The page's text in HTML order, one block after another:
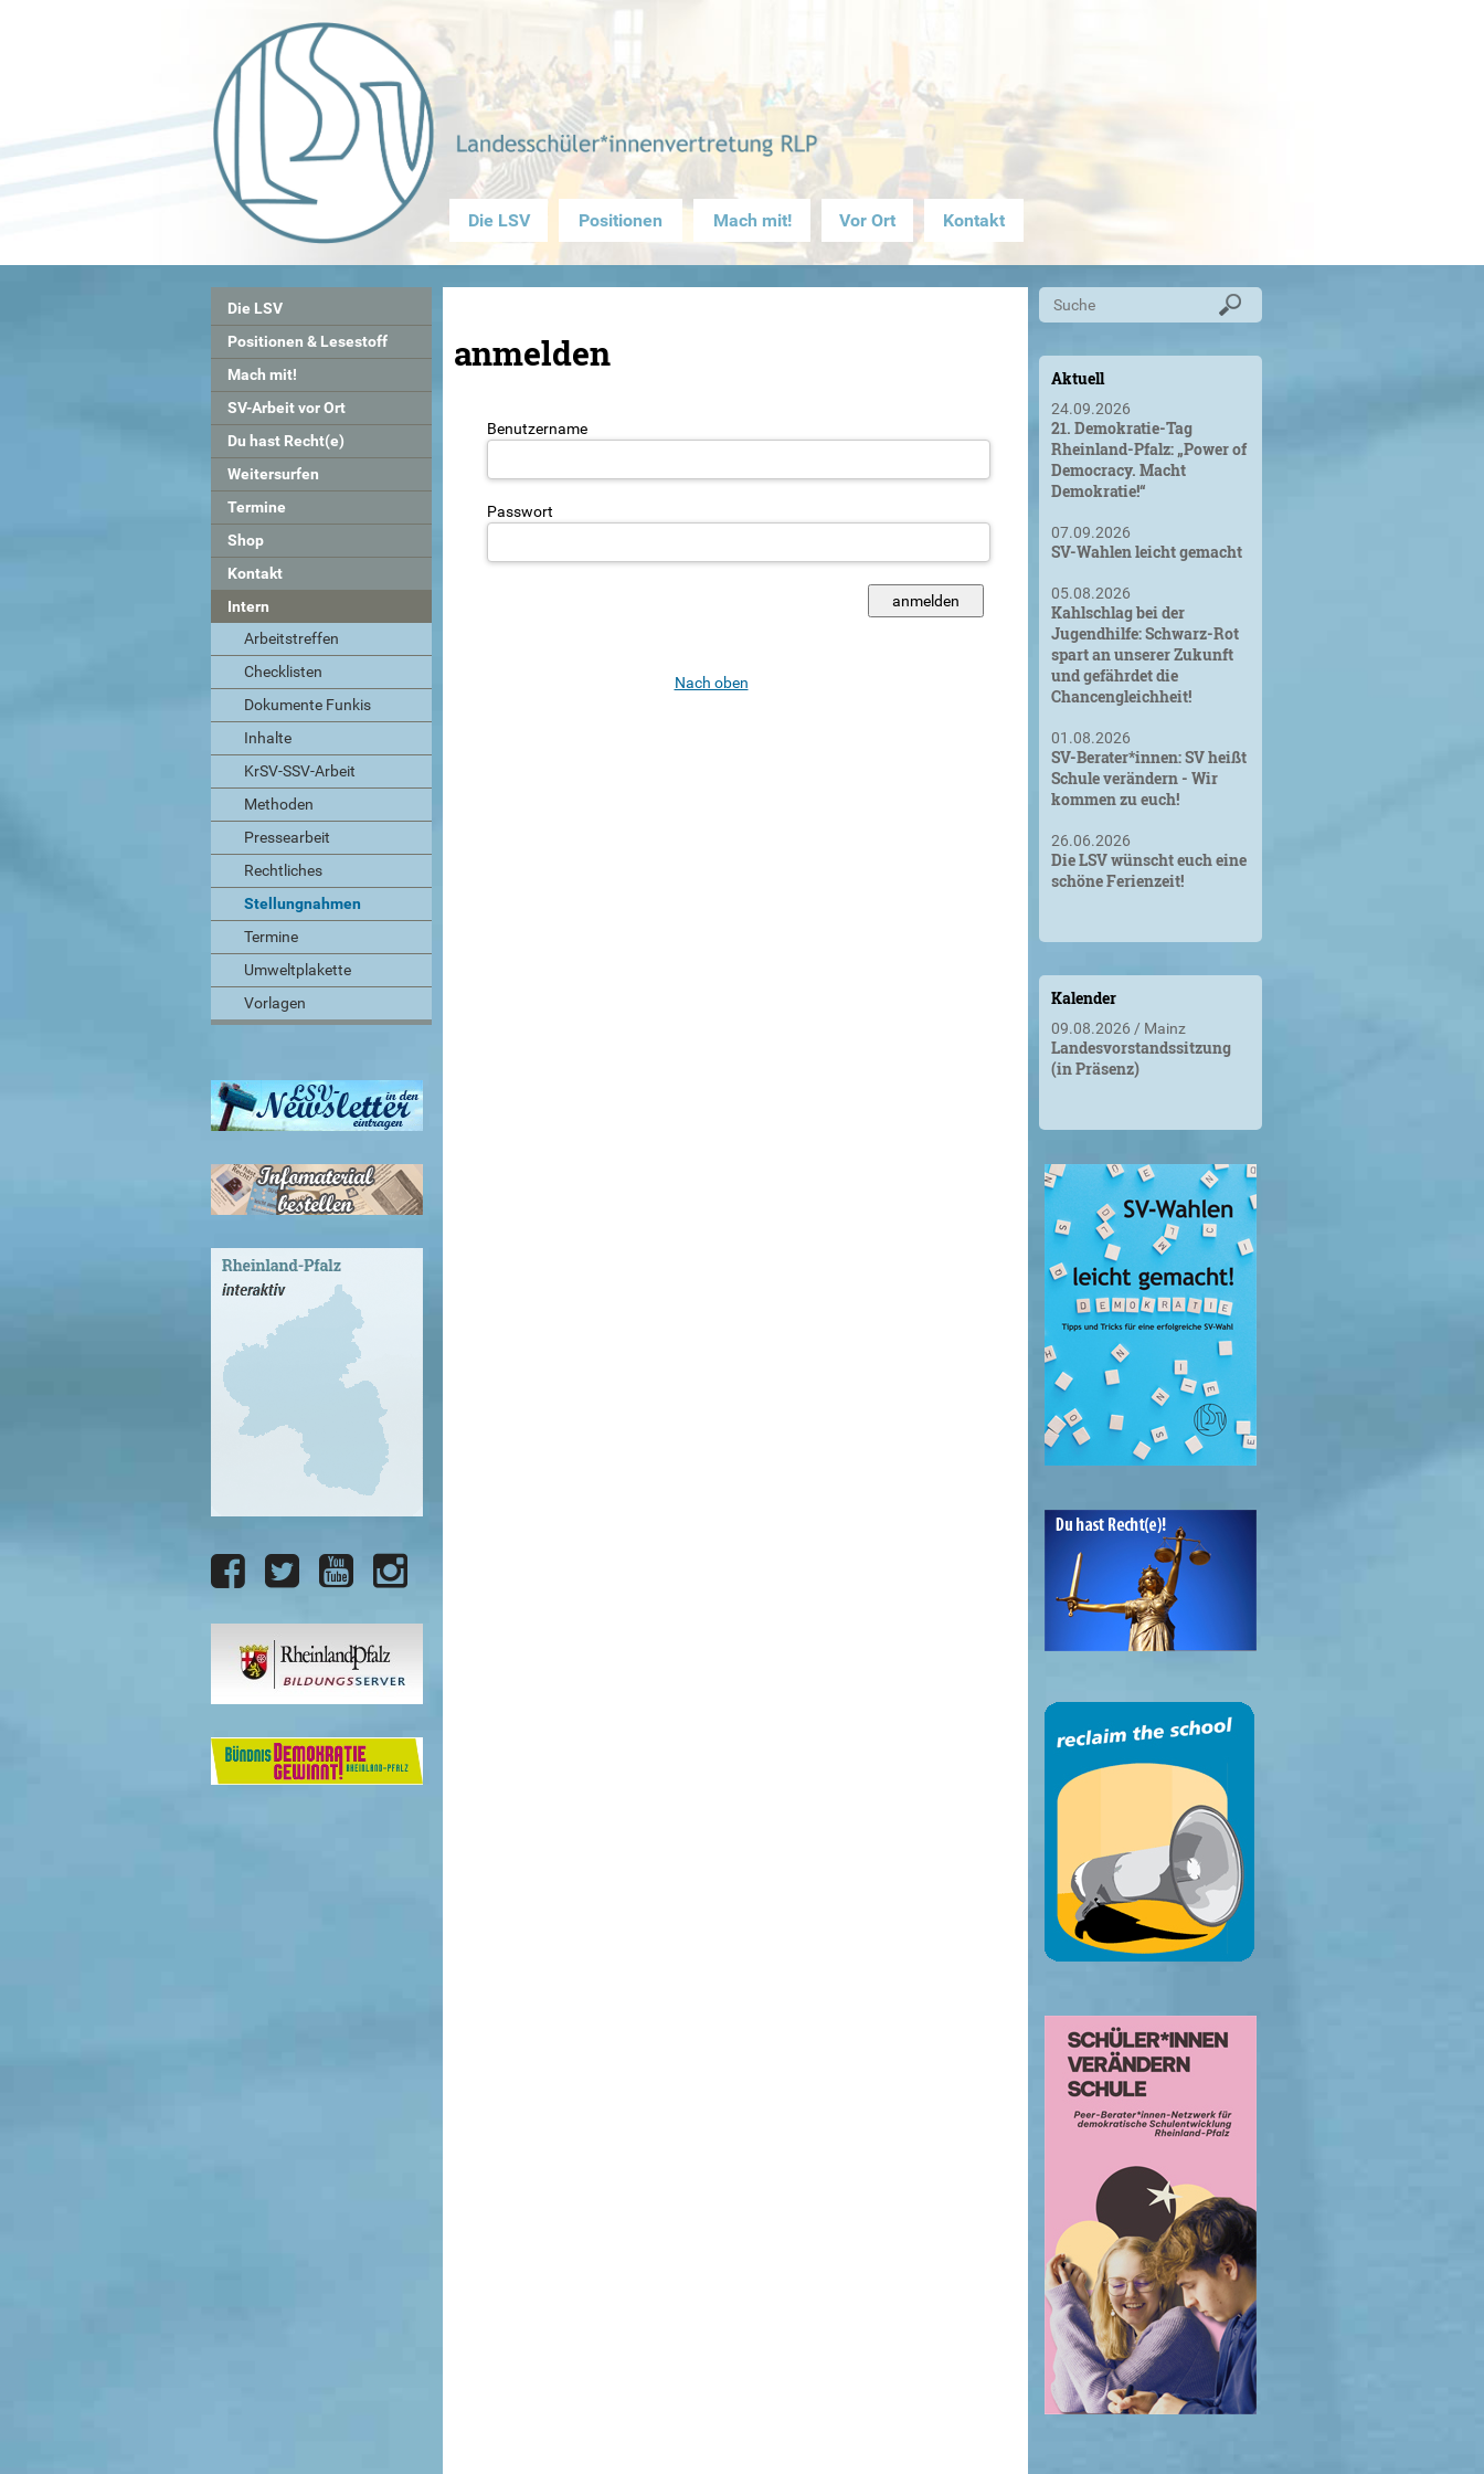
Die LSV Positionen Mach mit! Vor Ort Kontakt
Die LSV
Positionen & Lesestoff
Mach mit!
SV-Arbeit vor Ort
Du hast Recht(e)
Weitersurfen
Termine
Shop
Kontakt
Intern
Arbeitstreffen
Checklisten
Dokumente Funkis
Inhalte
KrSV-SSV-Arbeit
Methoden
Pressearbeit
Rechtliches
Stellungnahmen
Termine
Umweltplakette
Vorlagen
anmelden
Benutzername
Passwort
Nach oben
Aktuell
24.09.2026
21. Demokratie-Tag
Rheinland-Pfalz: „Power of
Democracy. Macht
Demokratie!“
07.09.2026
SV-Wahlen leicht gemacht
05.08.2026
Kahlschlag bei der
Jugendhilfe: Schwarz-Rot
spart an unserer Zukunft
und gefährdet die
Chancengleichheit!
01.08.2026
SV-Berater*innen: SV heißt
Schule verändern - Wir
kommen zu euch!
26.06.2026
Die LSV wünscht euch eine
schöne Ferienzeit!
Kalender
09.08.2026 Mainz
Landesvorstandssitzung
(in Präsenz)